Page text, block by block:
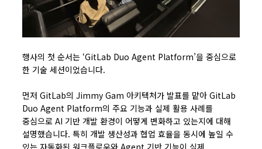
행사의 첫 순서는 ‘GitLab Duo Agent Platform’을 중심으로
한 기술 세션이었습니다.
먼저 GitLab의 Jimmy Gam 아키텍처가 발표를 맡아 GitLab
Duo Agent Platform의 주요 기능과 실제 활용 사례를
중심으로 AI 기반 개발 환경이 어떻게 변화하고 있는지에 대해
설명했습니다. 특히 개발 생산성과 협업 효율을 동시에 높일 수